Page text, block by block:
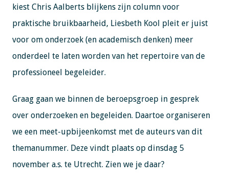
kiest Chris Aalberts blijkens zijn column voor
praktische bruikbaarheid, Liesbeth Kool pleit er juist
voor om onderzoek (en academisch denken) meer
onderdeel te laten worden van het repertoire van de
professioneel begeleider.
Graag gaan we binnen de beroepsgroep in gesprek
over onderzoeken en begeleiden. Daartoe organiseren
we een meet-upbijeenkomst met de auteurs van dit
themanummer. Deze vindt plaats op dinsdag 5
november a.s. te Utrecht. Zien we je daar?